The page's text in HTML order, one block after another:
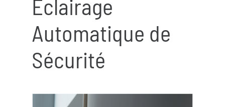
Éclairage
Automatique de
Sécurité